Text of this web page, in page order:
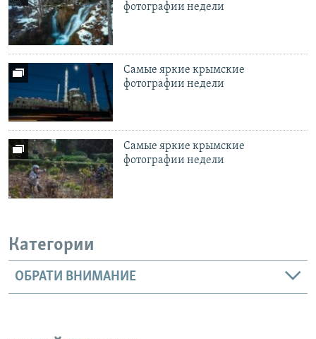
фотографии недели
Самые яркие крымские
фотографии недели
Самые яркие крымские
фотографии недели
Категории
ОБРАТИ ВНИМАНИЕ